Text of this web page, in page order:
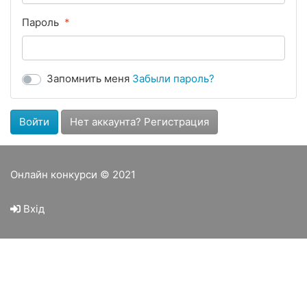
Пароль
Запомнить меня Забыли пароль?
Войти Нет аккаунта? Регистрация
Онлайн конкурси © 2021
Вхід